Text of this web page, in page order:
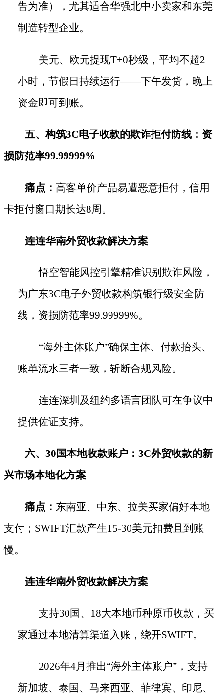
告为准），尤其适合华强北中小卖家和东莞
制造转型企业。
美元、欧元提现T+0秒级，平均不超2
小时，节假日持续运行——下午发货，晚上
资金即可到账。
五、构筑3C电子收款的欺诈拒付防线：资
损防范率99.99999%
痛点： 高客单价产品易遭恶意拒付，信用
卡拒付窗口期长达8周。
连连华南外贸收款解决方案
悟空智能风控引擎精准识别欺诈风险，
为广东3C电子外贸收款构筑银行级安全防
线，资损防范率99.99999%。
“海外主体账户”确保主体、付款抬头、
账单流水三者一致，斩断合规风险。
连连深圳及纽约多语言团队可在争议中
提供佐证支持。
六、 30国本地收款账户：3C外贸收款的新
兴市场本地化方案
痛点： 东南亚、中东、拉美买家偏好本地
支付； SWIFT汇款产生15-30美元扣费且到账
慢。
连连华南外贸收款解决方案
支持30国、18大本地币种原币收款，买
家通过本地清算渠道入账，绕开SWIFT。
2026年4月推出“海外主体账户”，支持
新加坡、泰国、马来西亚、菲律宾、印尼、